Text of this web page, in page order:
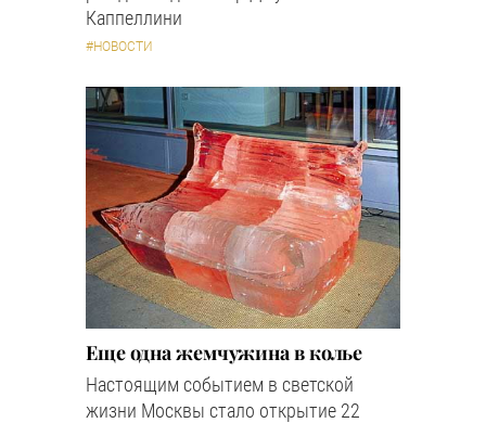
Каппеллини
#НОВОСТИ
Еще одна жемчужина в колье
Настоящим событием в светской
жизни Москвы стало открытие 22